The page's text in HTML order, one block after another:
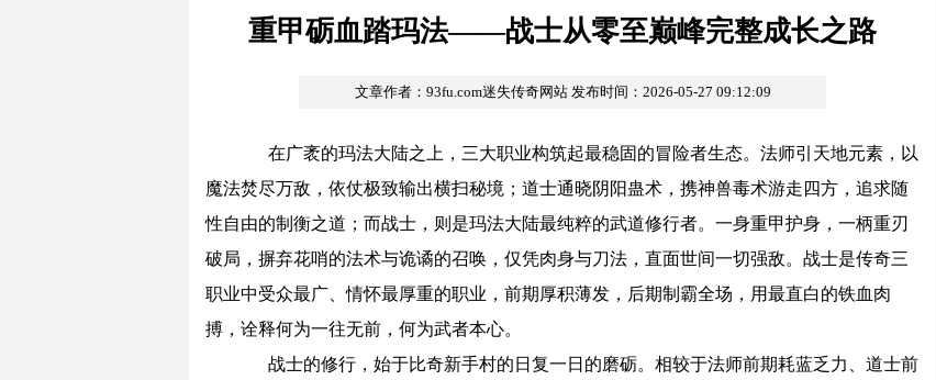
重甲砺血踏玛法——战士从零至巅峰完整成长之路
文章作者：93fu.com迷失传奇网站 发布时间：2026-05-27 09:12:09
在广袤的玛法大陆之上，三大职业构筑起最稳固的冒险者生态。法师引天地元素，以
魔法焚尽万敌，依仗极致输出横扫秘境；道士通晓阴阳蛊术，携神兽毒术游走四方，追求随
性自由的制衡之道；而战士，则是玛法大陆最纯粹的武道修行者。一身重甲护身，一柄重刃
破局，摒弃花哨的法术与诡谲的召唤，仅凭肉身与刀法，直面世间一切强敌。战士是传奇三
职业中受众最广、情怀最厚重的职业，前期厚积薄发，后期制霸全场，用最直白的铁血肉
搏，诠释何为一往无前，何为武者本心。
战士的修行，始于比奇新手村的日复一日的磨砺。相较于法师前期耗蓝乏力、道士前